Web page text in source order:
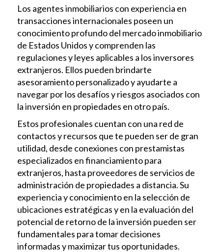
Los agentes inmobiliarios con experiencia en
transacciones internacionales poseen un
conocimiento profundo del mercado inmobiliario
de Estados Unidos y comprenden las
regulaciones y leyes aplicables a los inversores
extranjeros. Ellos pueden brindarte
asesoramiento personalizado y ayudarte a
navegar por los desafíos y riesgos asociados con
la inversión en propiedades en otro país.
Estos profesionales cuentan con una red de
contactos y recursos que te pueden ser de gran
utilidad, desde conexiones con prestamistas
especializados en financiamiento para
extranjeros, hasta proveedores de servicios de
administración de propiedades a distancia. Su
experiencia y conocimiento en la selección de
ubicaciones estratégicas y en la evaluación del
potencial de retorno de la inversión pueden ser
fundamentales para tomar decisiones
informadas y maximizar tus oportunidades.